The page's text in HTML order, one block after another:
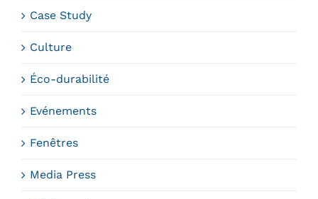
Case Study
Culture
Éco-durabilité
Evénements
Fenêtres
Media Press